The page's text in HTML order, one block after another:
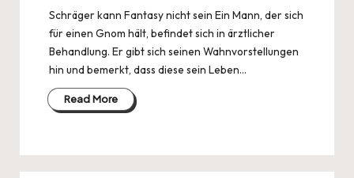
Schräger kann Fantasy nicht sein Ein Mann, der sich
für einen Gnom hält, befindet sich in ärztlicher
Behandlung. Er gibt sich seinen Wahnvorstellungen
hin und bemerkt, dass diese sein Leben…
Read More